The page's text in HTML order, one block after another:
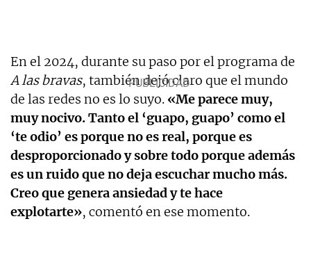
En el 2024, durante su paso por el programa de
A las bravas, también dejó claro que el mundo
de las redes no es lo suyo. «Me parece muy,
muy nocivo. Tanto el ‘guapo, guapo’ como el
‘te odio’ es porque no es real, porque es
desproporcionado y sobre todo porque además
es un ruido que no deja escuchar mucho más.
Creo que genera ansiedad y te hace
explotarte», comentó en ese momento.